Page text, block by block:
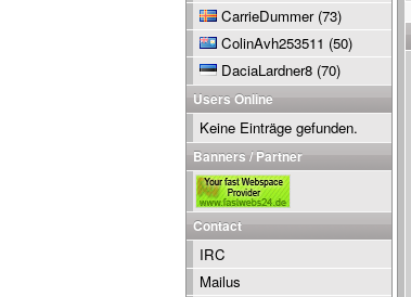
CarrieDummer(73)
ColinAvh253511 (50)
DaciaLardner8 (70)
Users Online
Keine Einträge gefunden.
Banners / Partner
Contact
IRC
Mailus